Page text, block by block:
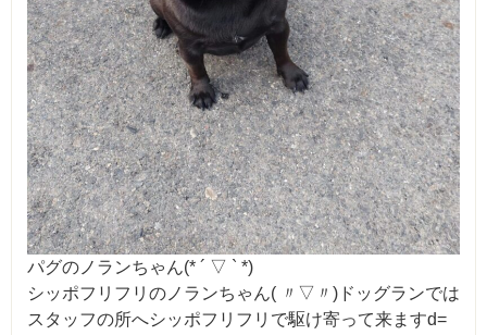
パグのノランちゃん(* ´ ▽ ` *)
シッポフリフリのノランちゃん( 〃▽〃)ドッグランでは
スタッフの所へシッポフリフリで駆け寄って来ますd=